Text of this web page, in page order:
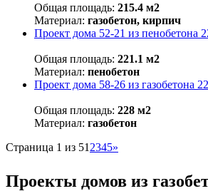
Общая площадь: 215.4 м2
Материал: газобетон, кирпич
Проект дома 52-21 из пенобетона
Общая площадь: 221.1 м2
Материал: пенобетон
Проект дома 58-26 из газобетона
Общая площадь: 228 м2
Материал: газобетон
Страница 1 из 51 2345»
Проекты домов из